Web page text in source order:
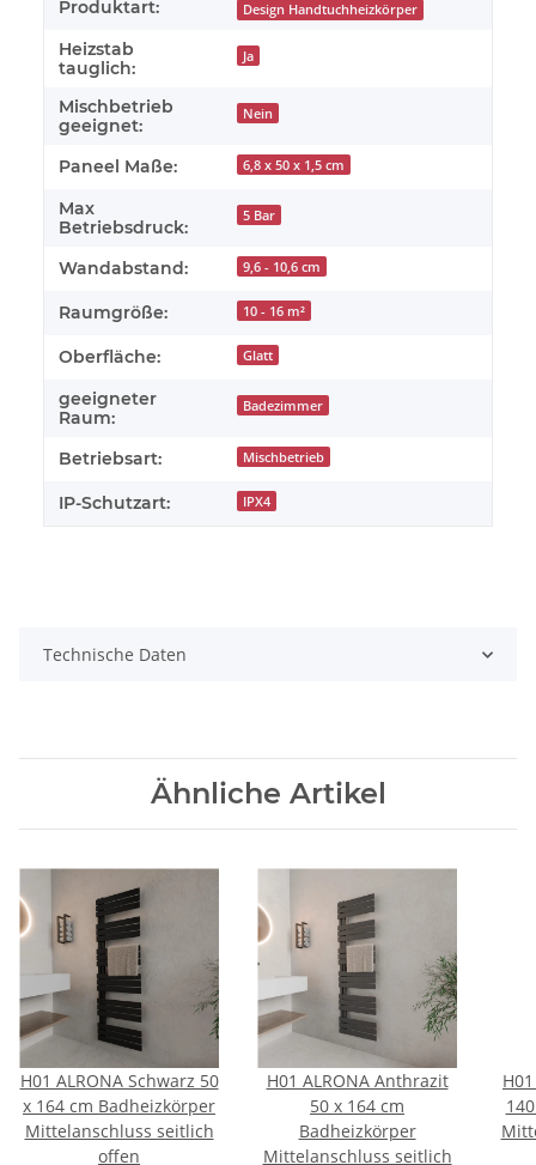
Produktart: Design Handtuchheizkörper
Heizstab
tauglich:
Ja
Mischbetrieb
geeignet:
Nein
Paneel Maße: 6,8 x 50 x 1,5 cm
Max
Betriebsdruck:
5 Bar
Wandabstand: 9,6 - 10,6 cm
Raumgröße: 10 - 16 m²
Oberfläche: Glatt
geeigneter
Raum:
Badezimmer
Betriebsart: Mischbetrieb
IP-Schutzart: IPX4
Technische Daten
Ähnliche Artikel
H01 ALRONA Schwarz 50
x 164 cm Badheizkörper
Mittelanschluss seitlich
offen
H01 ALRONA Anthrazit
50 x 164 cm
Badheizkörper
Mittelanschluss seitlich